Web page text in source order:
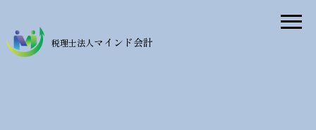
税理士法人マインド会計